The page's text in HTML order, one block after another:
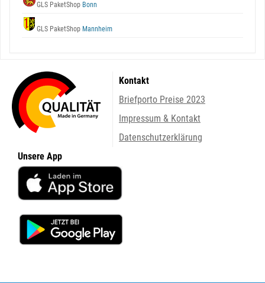
GLS PaketShop Bonn
GLS PaketShop Mannheim
Kontakt
Briefporto Preise 2023
Impressum & Kontakt
Datenschutzerklärung
Unsere App